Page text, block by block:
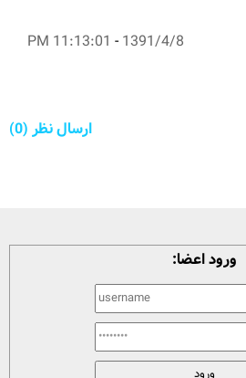
1391/4/8
-
11:13:01 PM
ارسال نظر (0)
ورود اعضا: